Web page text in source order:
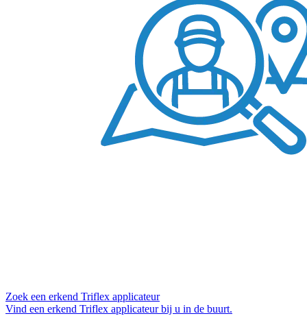
Zoek een erkend Triflex applicateur
Vind een erkend Triflex applicateur bij u in de buurt.